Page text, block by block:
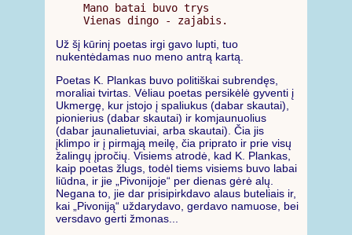
Mano batai buvo trys
Už šį kūrinį poetas irgi gavo lupti, tuo
nukentėdamas nuo meno antrą kartą.
Poetas K. Plankas buvo politiškai subrendęs,
moraliai tvirtas. Vėliau poetas persikėlė gyventi į
Ukmergę, kur įstojo į spaliukus (dabar skautai),
pionierius (dabar skautai) ir komjaunuolius
(dabar jaunalietuviai, arba skautai). Čia jis
įklimpo ir į pirmąją meilę, čia priprato ir prie visų
žalingų įpročių. Visiems atrodė, kad K. Plankas,
kaip poetas žlugs, todėl tiems visiems buvo labai
liūdna, ir jie „Pivonijoje“ per dienas gėrė alų.
Negana to, jie dar prisipirkdavo alaus buteliais ir,
kai „Pivoniją“ uždarydavo, gerdavo namuose, bei
versdavo gerti žmonas...